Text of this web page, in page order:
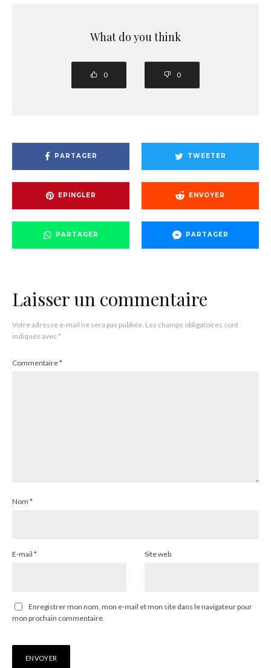
What do you think
0 0
PARTAGER TWEETER
EPINGLER ENVOYER
PARTAGER PARTAGER
Laisser un commentaire
Votre adresse e-mail ne sera pas publiée. Les champs obligatoires sont
indiqués avec*
Commentaire*
Nom *
E-mail * Site web
Enregistrer mon nom, mon e-mail et mon site dans le navigateur pour
mon prochain commentaire.